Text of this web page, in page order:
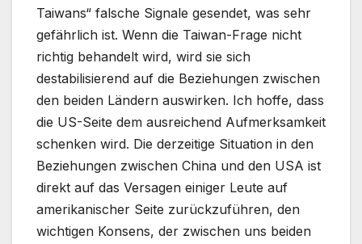
Taiwans“ falsche Signale gesendet, was sehr
gefährlich ist. Wenn die Taiwan-Frage nicht
richtig behandelt wird, wird sie sich
destabilisierend auf die Beziehungen zwischen
den beiden Ländern auswirken. Ich hoffe, dass
die US-Seite dem ausreichend Aufmerksamkeit
schenken wird. Die derzeitige Situation in den
Beziehungen zwischen China und den USA ist
direkt auf das Versagen einiger Leute auf
amerikanischer Seite zurückzuführen, den
wichtigen Konsens, der zwischen uns beiden